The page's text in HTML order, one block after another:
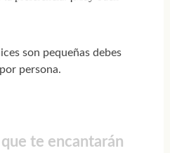
son pequeñas debes
persona.
te encantarán